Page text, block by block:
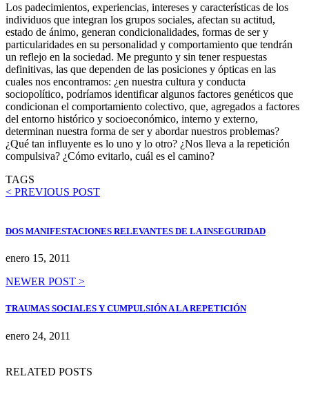
Los padecimientos, experiencias, intereses y características de los
individuos que integran los grupos sociales, afectan su actitud,
estado de ánimo, generan condicionalidades, formas de ser y
particularidades en su personalidad y comportamiento que tendrán
un reflejo en la sociedad. Me pregunto y sin tener respuestas
definitivas, las que dependen de las posiciones y ópticas en las
cuales nos encontramos: ¿en nuestra cultura y conducta
sociopolítico, podríamos identificar algunos factores genéticos que
condicionan el comportamiento colectivo, que, agregados a factores
del entorno histórico y socioeconómico, interno y externo,
determinan nuestra forma de ser y abordar nuestros problemas?
¿Qué tan influyente es lo uno y lo otro? ¿Nos lleva a la repetición
compulsiva? ¿Cómo evitarlo, cuál es el camino?
TAGS
< PREVIOUS POST
DOS MANIFESTACIONES RELEVANTES DE LA INSEGURIDAD
enero 15, 2011
NEWER POST >
TRAUMAS SOCIALES Y CUMPULSIÓN A LA REPETICIÓN
enero 24, 2011
RELATED POSTS